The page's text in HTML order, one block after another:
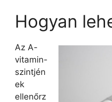
Hogyan
Az A-
vitamin-
szintjén
ek
ellenőrz